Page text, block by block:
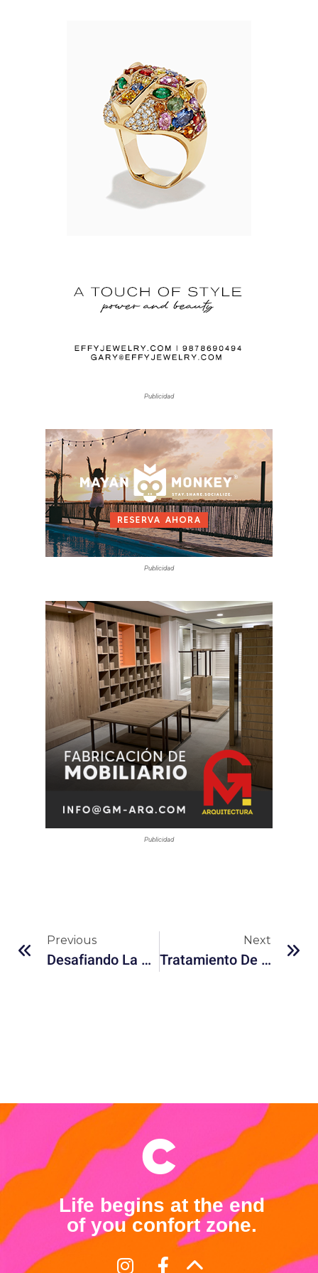
Publicidad
Publicidad
Publicidad
Previous
Desafiando La Norma: ¡Que Viva México! Y La Rebeldía De Luis Estrada
Next
Tratamiento De Residuos Eléctricos: Avances Tecnológicos Y Sostenibilidad
Life begins at the end
of you confort zone.